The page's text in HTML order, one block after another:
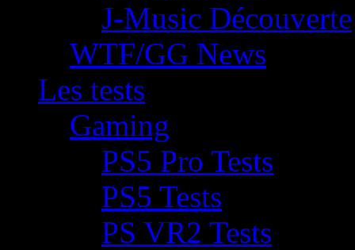
J-Music Découverte
WTF/GG News
Les tests
Gaming
PS5 Pro Tests
PS5 Tests
PS VR2 Tests